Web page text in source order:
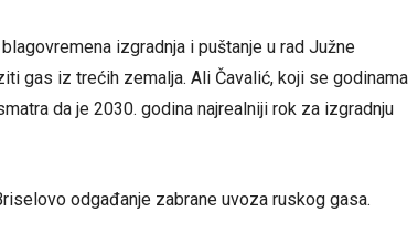
izgradnja i puštanje u rad Južne
gas iz trećih zemalja. Ali Čavalić, koji se godinama
da je 2030. godina najrealniji rok za izgradnju
odgađanje zabrane uvoza ruskog gasa.